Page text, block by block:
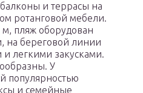
и террасы на
ротанговой мебели.
м, пляж оборудован
на береговой линии
и легкими закусками.
У
популярностью
и семейные